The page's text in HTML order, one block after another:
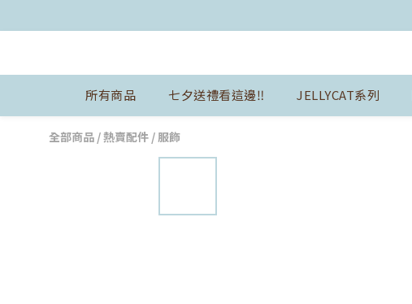
所有商品 七夕送禮看這邊‼️ JELLYCAT系列
全部商品 /熱賣配件 /服飾